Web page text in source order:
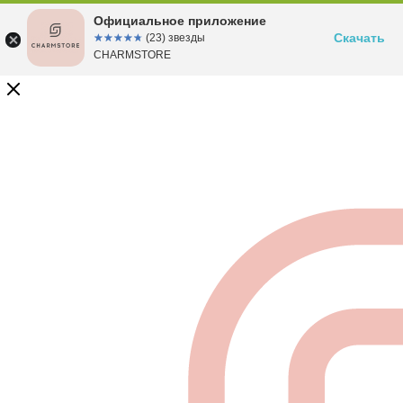
Официальное приложение
☆☆☆☆☆
★★★★★ (23) звезды
CHARMSTORE
Скачать